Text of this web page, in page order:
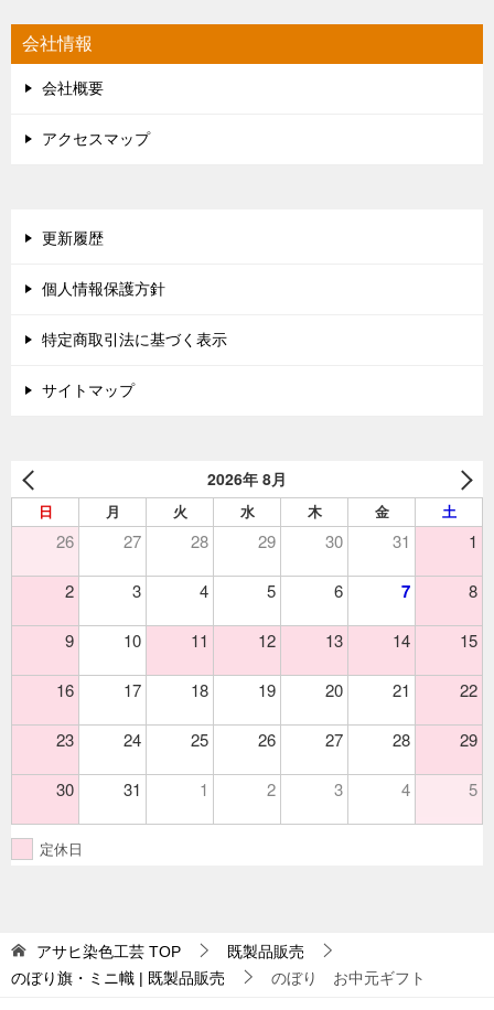
会社情報
会社概要
アクセスマップ
更新履歴
個人情報保護方針
特定商取引法に基づく表示
サイトマップ
2026年 8月
日 月 火 水 木 金 土
26 27 28 29 30 31 1
2 3 4 5 6 7 8
9 10 11 12 13 14 15
16 17 18 19 20 21 22
23 24 25 26 27 28 29
30 31 1 2 3 4 5
定休日
アサヒ染色工芸 TOP
既製品販売
のぼり旗・ミニ幟 | 既製品販売
のぼり お中元ギフト